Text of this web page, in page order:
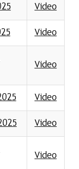
Video
Video
Video
Video
Video
Video